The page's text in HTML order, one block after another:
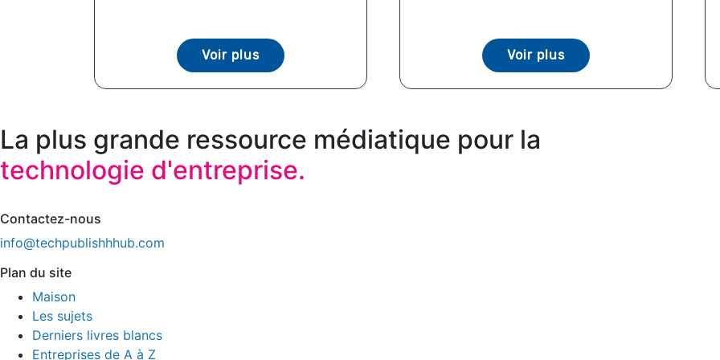
Voir plus Voir plus
La plus grande ressource médiatique pour la
technologie d'entreprise.
Contactez-nous
info@techpublishhhub.com
Plan du site
Maison
Les sujets
Derniers livres blancs
Entreprises de A à Z